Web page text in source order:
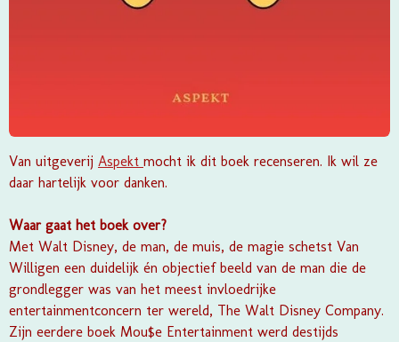
Van uitgeverij Aspekt mocht ik dit boek recenseren. Ik wil ze
daar hartelijk voor danken.
Waar gaat het boek over?
Met Walt Disney, de man, de muis, de magie schetst Van
Willigen een duidelijk én objectief beeld van de man die de
grondlegger was van het meest invloedrijke
entertainmentconcern ter wereld, The Walt Disney Company.
Zijn eerdere boek Mou$e Entertainment werd destijds